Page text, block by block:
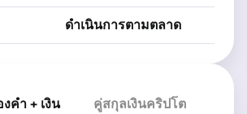
ดำเนินการตามตลาด
คำ + เงิน คู่สกุลเงินคริปโต